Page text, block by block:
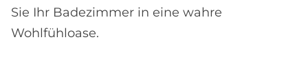
Sie Ihr Badezimmer in eine wahre
Wohlfühloase.